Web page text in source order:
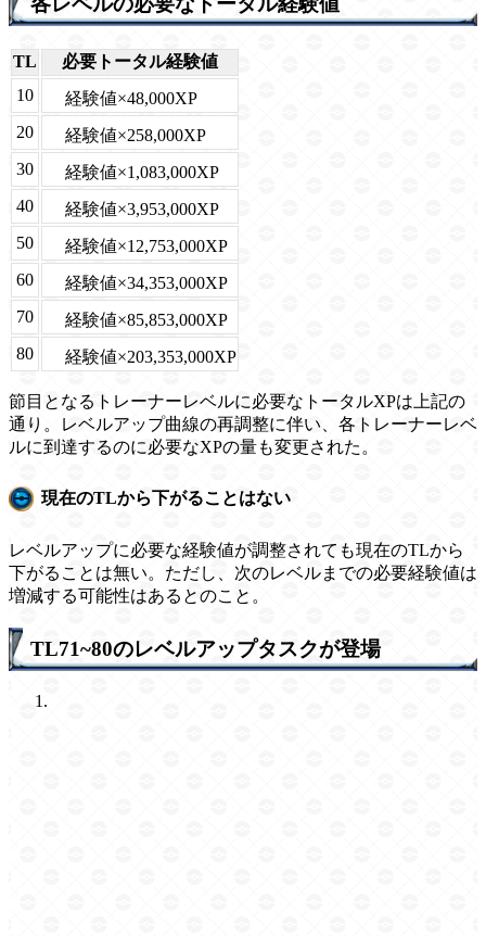
TL
必要トータル経験値
10
経験値×48,000XP
20
経験値×258,000XP
30
経験値×1,083,000XP
40
経験値×3,953,000XP
50
経験値×12,753,000XP
60
経験値×34,353,000XP
70
経験値×85,853,000XP
80
経験値×203,353,000XP
節目となるトレーナーレベルに必要なトータルXPは上記の
通り。レベルアップ曲線の再調整に伴い、各トレーナーレベ
ルに到達するのに必要なXPの量も変更された。
現在のTLから下がることはない
レベルアップに必要な経験値が調整されても現在のTLから
下がることは無い。ただし、次のレベルまでの必要経験値は
増減する可能性はあるとのこと。
TL71~80のレベルアップタスクが登場